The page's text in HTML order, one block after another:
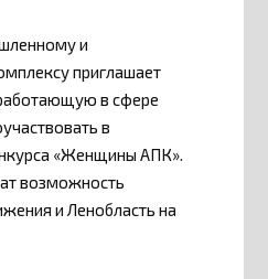
и
приглашает
в сфере
в
«Женщины АПК».
возможность
и Ленобласть на